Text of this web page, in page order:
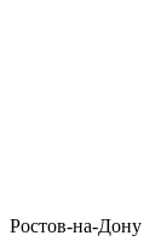
Ростов-на-Дону